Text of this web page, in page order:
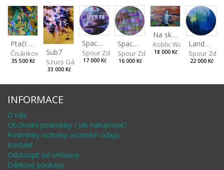
Ptačí perspektiva
Čisáriková Táňa
35 500 Kč
Sub7
Szucs Gábor
33 000 Kč
Spaces IV
Spour Zdeněk
17 000 Kč
Spaces III
Spour Zdeněk
16 000 Kč
Na skalách
Koblic Walterová
18 000 Kč
Landscape II
Spour
22 000 Kč
INFORMACE
O nás
Obchodní podmínky / Jak nakupovat?
Podmínky ochrany osobních údajů
Kontakt
Odstoupit od smlouvy
Dárkové poukazy